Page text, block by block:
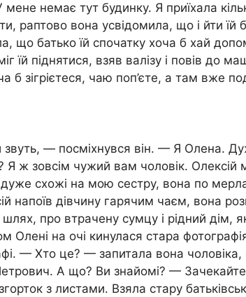
немає тут будинку. Я приїхала
раптово вона усвідомила, що і йти їй
що батько їй спочатку хоча б хай
їй піднятися, взяв валізу і повів до
б зігрієтеся, чаю поп’єте, а там вже
звуть, — посміхнувся він. — Я Олена.
Я ж зовсім чужий вам чоловік. Олексій
схожі на мою сестру, вона по
напоїв дівчину гарячим чаєм, вона
про втрачену сумцу і рідний дім,
Олені на очі кинулася стара
— Хто це? — запитала вона
А що? Ви знайомі? —
з листами. Взяла стару